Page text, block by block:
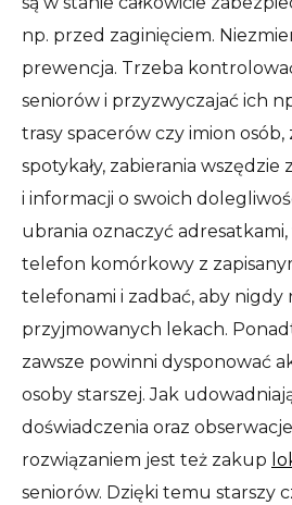
np. przed zaginięciem.
prewencja. Trzeba
seniorów i przyzwyczajać ich
trasy spacerów czy imion
spotykały, zabierania
i informacji o swoich
ubrania oznaczyć
telefon komórkowy z
telefonami i zadbać, aby nigdy
przyjmowanych lekach.
zawsze powinni dysponować
osoby starszej. Jak
doświadczenia oraz
rozwiązaniem jest też zakup
seniorów. Dzięki temu starszy